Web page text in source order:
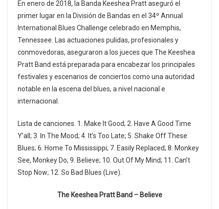
En enero de 2018, la Banda Keeshea Pratt aseguró el
primer lugar en la División de Bandas en el 34º Annual
International Blues Challenge celebrado en Memphis,
Tennessee. Las actuaciones pulidas, profesionales y
conmovedoras, aseguraron a los jueces que The Keeshea
Pratt Band está preparada para encabezar los principales
festivales y escenarios de conciertos como una autoridad
notable en la escena del blues, a nivel nacional e
internacional.
Lista de canciones. 1. Make It Good; 2. Have A Good Time
Y’all; 3. In The Mood; 4. It’s Too Late; 5. Shake Off These
Blues; 6. Home To Mississippi; 7. Easily Replaced; 8. Monkey
See, Monkey Do; 9. Believe; 10. Out Of My Mind; 11. Can’t
Stop Now; 12. So Bad Blues (Live).
The Keeshea Pratt Band – Believe